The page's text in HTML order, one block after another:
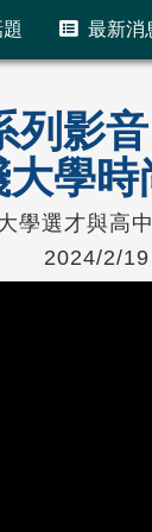
最新消
列影
學
學選才與高
2024/2/19